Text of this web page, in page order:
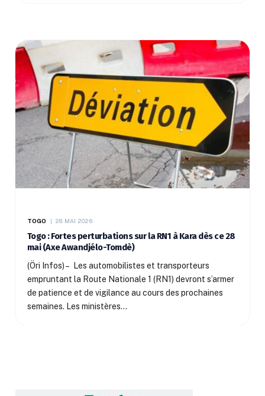
TOGO 28 MAI 2026
Togo : Fortes perturbations sur la RN1 à Kara dès ce 28
mai (Axe Awandjélo-Tomdè)
(Öri Infos) – Les automobilistes et transporteurs
empruntant la Route Nationale 1 (RN1) devront s’armer
de patience et de vigilance au cours des prochaines
semaines. Les ministères…